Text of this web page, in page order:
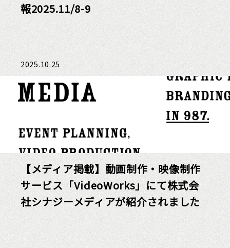
報2025.11/8-9
2025.10.25
【メディア掲載】動画制作・映像制作
サービス「VideoWorks」にて株式会
社シナジーメディアが紹介されました